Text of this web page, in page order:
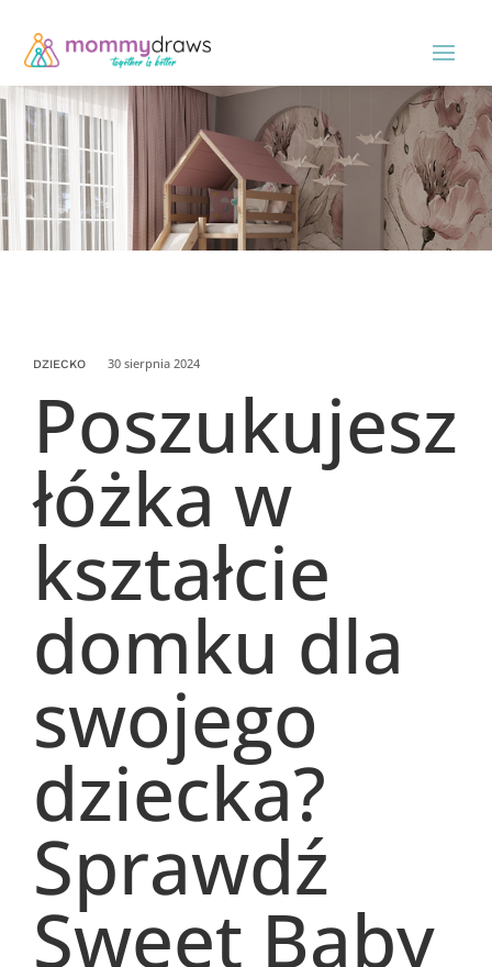
DZIECKO 30 sierpnia 2024
Poszukujesz
łóżka w
kształcie
domku dla
swojego
dziecka?
Sprawdź
Sweet Baby